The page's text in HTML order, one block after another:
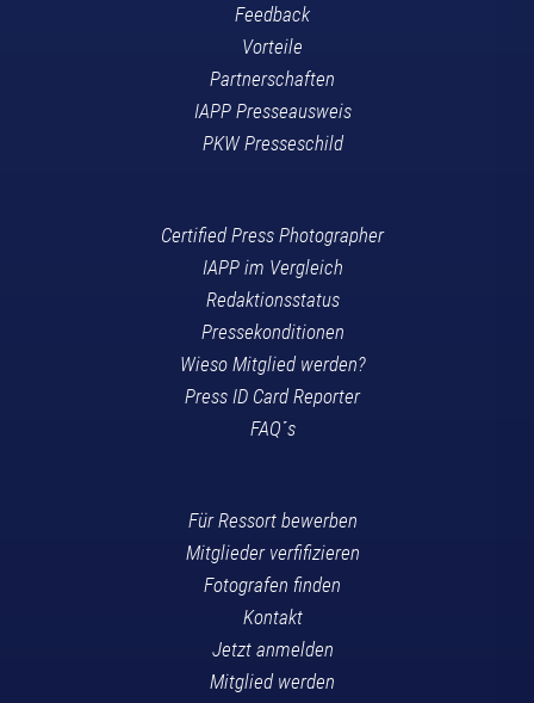
Feedback
Vorteile
Partnerschaften
IAPP Presseausweis
PKW Presseschild
Certified Press Photographer
IAPP im Vergleich
Redaktionsstatus
Pressekonditionen
Wieso Mitglied werden?
Press ID Card Reporter
FAQ´s
Für Ressort bewerben
Mitglieder verfifizieren
Fotografen finden
Kontakt
Jetzt anmelden
Mitglied werden